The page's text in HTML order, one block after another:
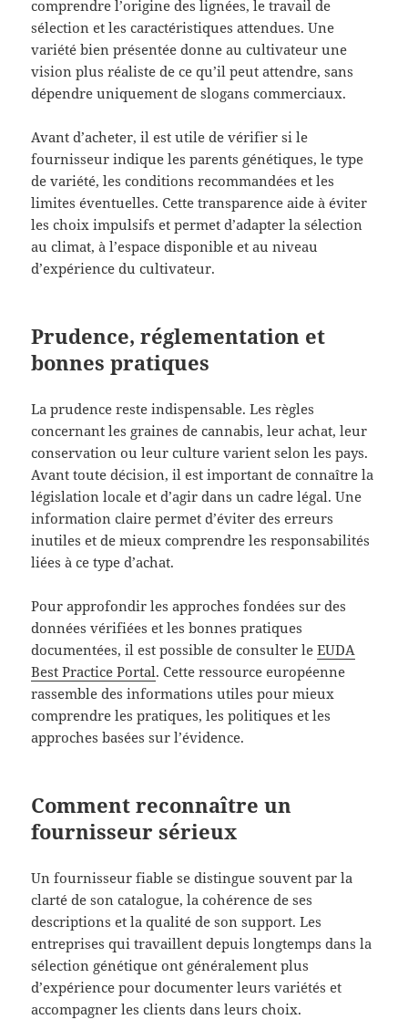
comprendre l’origine des lignées, le travail de
sélection et les caractéristiques attendues. Une
variété bien présentée donne au cultivateur une
vision plus réaliste de ce qu’il peut attendre, sans
dépendre uniquement de slogans commerciaux.
Avant d’acheter, il est utile de vérifier si le
fournisseur indique les parents génétiques, le type
de variété, les conditions recommandées et les
limites éventuelles. Cette transparence aide à éviter
les choix impulsifs et permet d’adapter la sélection
au climat, à l’espace disponible et au niveau
d’expérience du cultivateur.
Prudence, réglementation et
bonnes pratiques
La prudence reste indispensable. Les règles
concernant les graines de cannabis, leur achat, leur
conservation ou leur culture varient selon les pays.
Avant toute décision, il est important de connaître la
législation locale et d’agir dans un cadre légal. Une
information claire permet d’éviter des erreurs
inutiles et de mieux comprendre les responsabilités
liées à ce type d’achat.
Pour approfondir les approches fondées sur des
données vérifiées et les bonnes pratiques
documentées, il est possible de consulter leEUDA
Best Practice Portal. Cette ressource européenne
rassemble des informations utiles pour mieux
comprendre les pratiques, les politiques et les
approches basées sur l’évidence.
Comment reconnaître un
fournisseur sérieux
Un fournisseur fiable se distingue souvent par la
clarté de son catalogue, la cohérence de ses
descriptions et la qualité de son support. Les
entreprises qui travaillent depuis longtemps dans la
sélection génétique ont généralement plus
d’expérience pour documenter leurs variétés et
accompagner les clients dans leurs choix.